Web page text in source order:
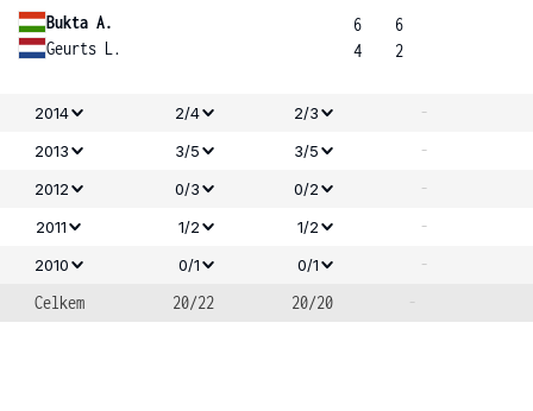
Bukta A.
Geurts L.
6
4
6
2
2014 2/4 2/3 -
2013 3/5 3/5 -
2012 0/3 0/2 -
2011 1/2 1/2 -
2010 0/1 0/1
-
Celkem
20/22 20/20 -